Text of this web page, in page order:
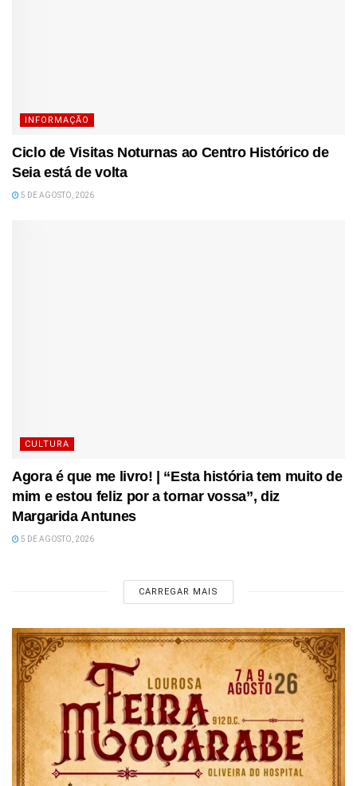
INFORMAÇÃO
Ciclo de Visitas Noturnas ao Centro Histórico de
Seia está de volta
5 DE AGOSTO, 2026
CULTURA
Agora é que me livro! | “Esta história tem muito de
mim e estou feliz por a tornar vossa”, diz
Margarida Antunes
5 DE AGOSTO, 2026
CARREGAR MAIS